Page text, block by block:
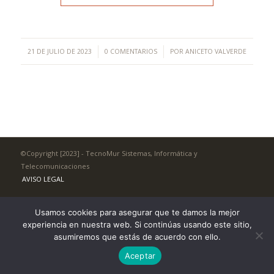
21 DE JULIO DE 2023
/ 0 COMENTARIOS
/ POR ANICETO VALVERDE
©Copyright [2023] - TecnoMur Sistemas, Informática y
Telecomunicaciones
AVISO LEGAL
Usamos cookies para asegurar que te damos la mejor
experiencia en nuestra web. Si continúas usando este sitio,
asumiremos que estás de acuerdo con ello.
Aceptar